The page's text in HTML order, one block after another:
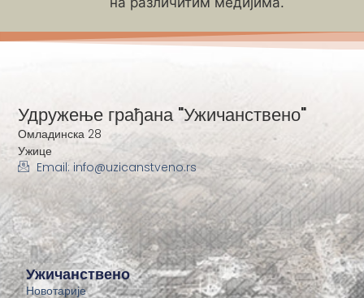
Ужичанствено
Новотарије
Удружење грађана "Ужичанствено"
Омладинска 28
Ужице
Email: info@uzicanstveno.rs